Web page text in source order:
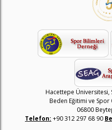
Hacettepe Üniversitesi,
Beden Eğitimi ve
06800
Telefon: +90 312 297 68 90